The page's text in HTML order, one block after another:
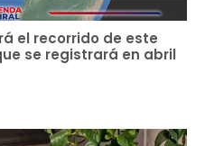
el recorrido de este
se registrará en abril